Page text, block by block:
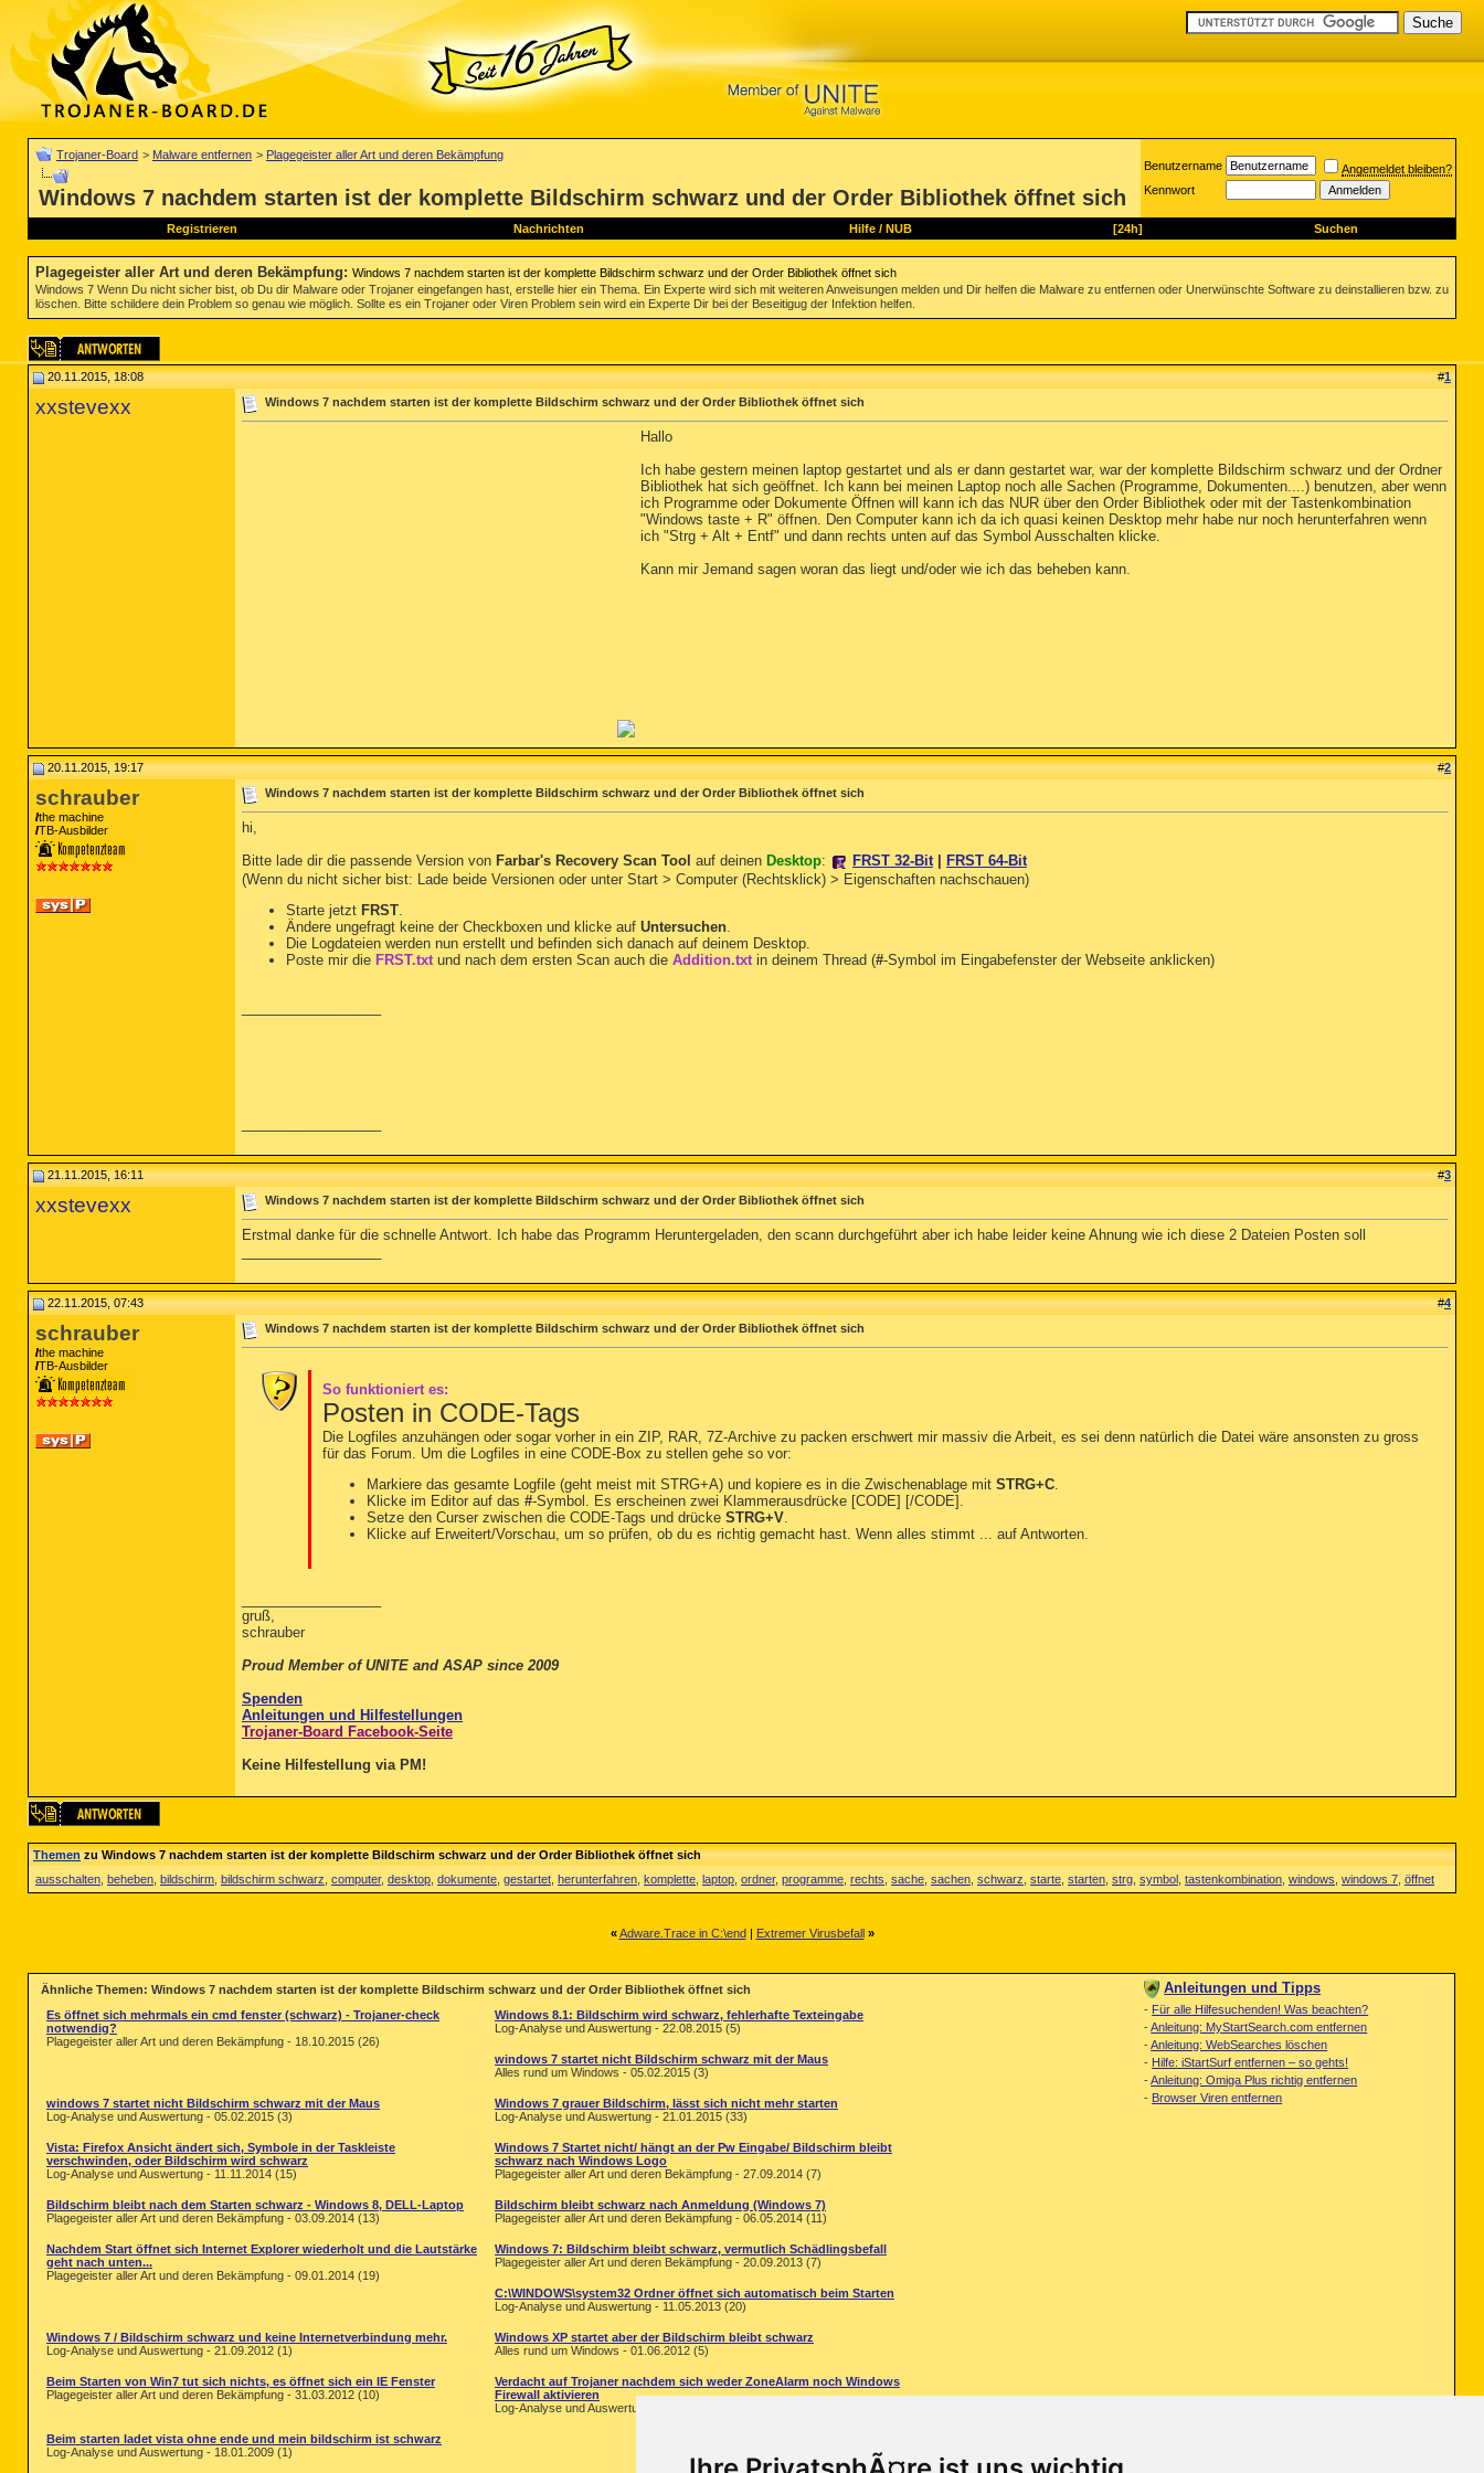
Trojaner-Board > Malware entfernen > Plagegeister aller Art und deren Bekämpfung
Windows 7 nachdem starten ist der komplette Bildschirm schwarz und der Order Bibliothek öffnet sich
Benutzername
Angemeldet bleiben?
Kennwort
Registrieren Nachrichten Hilfe/ NUB [24h] Suchen
Plagegeister aller Art und deren Bekämpfung: Windows 7 nachdem starten ist der komplette Bildschirm schwarz und der Order Bibliothek öffnet sich
Windows 7 Wenn Du nicht sicher bist, ob Du dir Malware oder Trojaner eingefangen hast, erstelle hier ein Thema. Ein Experte wird sich mit weiteren Anweisungen melden und Dir helfen die Malware zu entfernen oder Unerwünschte Software zu deinstallieren bzw. zu
löschen. Bitte schildere dein Problem so genau wie möglich. Sollte es ein Trojaner oder Viren Problem sein wird ein Experte Dir bei der Beseitigug der Infektion helfen.
20.11.2015, 18:08 #1
xxstevexx Windows 7 nachdem starten ist der komplette Bildschirm schwarz und der Order Bibliothek öffnet sich
Hallo
Ich habe gestern meinen laptop gestartet und als er dann gestartet war, war der komplette Bildschirm schwarz und der Ordner
Bibliothek hat sich geöffnet. Ich kann bei meinen Laptop noch alle Sachen (Programme, Dokumenten....) benutzen, aber wenn
ich Programme oder Dokumente Öffnen will kann ich das NUR über den Order Bibliothek oder mit der Tastenkombination
"Windows taste + R" öffnen. Den Computer kann ich da ich quasi keinen Desktop mehr habe nur noch herunterfahren wenn
ich "Strg + Alt + Entf" und dann rechts unten auf das Symbol Ausschalten klicke.
Kann mir Jemand sagen woran das liegt und/oder wie ich das beheben kann.
20.11.2015, 19:17 #2
schrauber
the machine
TB-Ausbilder
Windows 7 nachdem starten ist der komplette Bildschirm schwarz und der Order Bibliothek öffnet sich
hi,
Bitte lade dir die passende Version von Farbar's Recovery Scan Tool auf deinen Desktop: FRST 32-Bit
FRST 64-Bit
(Wenn du nicht sicher bist: Lade beide Versionen oder unter Start > Computer (Rechtsklick) > Eigenschaften nachschauen)
Starte jetzt FRST.
Ändere ungefragt keine der Checkboxen und klicke auf Untersuchen.
Die Logdateien werden nun erstellt und befinden sich danach auf deinem Desktop.
Poste mir die FRST.txtund nach dem ersten Scan auch die Addition.txtin deinem Thread (#-Symbol im Eingabefenster der Webseite anklicken)
21.11.2015, 16:11 #3
xxstevexx Windows 7 nachdem starten ist der komplette Bildschirm schwarz und der Order Bibliothek öffnet sich
Erstmal danke für die schnelle Antwort. Ich habe das Programm Heruntergeladen, den scann durchgeführt aber ich habe leider keine Ahnung wie ich diese 2 Dateien Posten soll
22.11.2015, 07:43 #4
schrauber
the machine
TB-Ausbilder
Windows 7 nachdem starten ist der komplette Bildschirm schwarz und der Order Bibliothek öffnet sich
So funktioniert es:
Posten in CODE-Tags
Die Logfiles anzuhängen oder sogar vorher in ein ZIP, RAR, 7Z-Archive zu packen erschwert mir massiv die Arbeit, es sei denn natürlich die Datei wäre ansonsten zu gross
für das Forum. Um die Logfiles in eine CODE-Box zu stellen gehe so vor:
Markiere das gesamte Logfile (geht meist mit STRG+A) und kopiere es in die Zwischenablage mit STRG+C
Klicke im Editor auf das #-Symbol. Es erscheinen zwei Klammerausdrücke [CODE] [/CODE].
Setze den Curser zwischen die CODE-Tags und drücke STRG+V
Klicke auf Erweitert/Vorschau, um so prüfen, ob du es richtig gemacht hast. Wenn alles stimmt ... auf Antworten.
gruß,
schrauber
Proud Member of UNITE and ASAP since 2009
Spenden
Anleitungen und Hilfestellungen
Trojaner-Board Facebook-Seite
Keine Hilfestellung via PM!
Themenzu Windows 7 nachdem starten ist der komplette Bildschirm schwarz und der Order Bibliothek öffnet sich
ausschalten beheben bildschirm bildschirm schwarz computer, desktop dokumente gestartet herunterfahren komplette laptop ordner, programme rechts sache sachen schwarz starte starten strg symbol tastenkombination windows windows 7 öffnet
« Adware.Trace in C:\end| Extremer Virusbefall »
Ähnliche Themen: Windows 7 nachdem starten ist der komplette Bildschirm schwarz und der Order Bibliothek öffnet sich
Es öffnet sich mehrmals ein cmd fenster (schwarz) - Trojaner-check
notwendig?
Plagegeister aller Art und deren Bekämpfung - 18.10.2015 (26)
Windows 8.1: Bildschirm wird schwarz, fehlerhafte Texteingabe
Log-Analyse und Auswertung - 22.08.2015 (5)
windows 7 startet nicht Bildschirm schwarz mit der Maus
Alles rund um Windows - 05.02.2015 (3)
windows 7 startet nicht Bildschirm schwarz mit der Maus
Log-Analyse und Auswertung - 05.02.2015 (3)
Windows 7 grauer Bildschirm, lässt sich nicht mehr starten
Log-Analyse und Auswertung - 21.01.2015 (33)
Vista: Firefox Ansicht ändert sich, Symbole in der Taskleiste
verschwinden, oder Bildschirm wird schwarz
Log-Analyse und Auswertung - 11.11.2014 (15)
Windows 7 Startet nicht/ hängt an der Pw Eingabe/ Bildschirm bleibt
schwarz nach Windows Logo
Plagegeister aller Art und deren Bekämpfung - 27.09.2014 (7)
Bildschirm bleibt nach dem Starten schwarz - Windows 8, DELL-Laptop
Plagegeister aller Art und deren Bekämpfung - 03.09.2014 (13)
Bildschirm bleibt schwarz nach Anmeldung (Windows 7)
Plagegeister aller Art und deren Bekämpfung - 06.05.2014 (11)
Nachdem Start öffnet sich Internet Explorer wiederholt und die Lautstärke
geht nach unten...
Plagegeister aller Art und deren Bekämpfung - 09.01.2014 (19)
Windows 7: Bildschirm bleibt schwarz, vermutlich Schädlingsbefall
Plagegeister aller Art und deren Bekämpfung - 20.09.2013 (7)
C:\WINDOWS\system32 Ordner öffnet sich automatisch beim Starten
Log-Analyse und Auswertung - 11.05.2013 (20)
Windows 7 / Bildschirm schwarz und keine Internetverbindung mehr.
Log-Analyse und Auswertung - 21.09.2012 (1)
Windows XP startet aber der Bildschirm bleibt schwarz
Alles rund um Windows - 01.06.2012 (5)
Beim Starten von Win7 tut sich nichts, es öffnet sich ein IE Fenster
Plagegeister aller Art und deren Bekämpfung - 31.03.2012 (10)
Verdacht auf Trojaner nachdem sich weder ZoneAlarm noch Windows
Firewall aktivieren
Log-Analyse und Auswertung - 17.08.2009 (1)
Beim starten ladet vista ohne ende und mein bildschirm ist schwarz
Log-Analyse und Auswertung - 18.01.2009 (1)
Anleitungen und Tipps
- Für alle Hilfesuchenden! Was beachten?
-Anleitung: MyStartSearch.com entfernen
-Anleitung: WebSearches löschen
- Hilfe: iStartSurf entfernen – so gehts!
-Anleitung: Omiga Plus richtig entfernen
- Browser Viren entfernen